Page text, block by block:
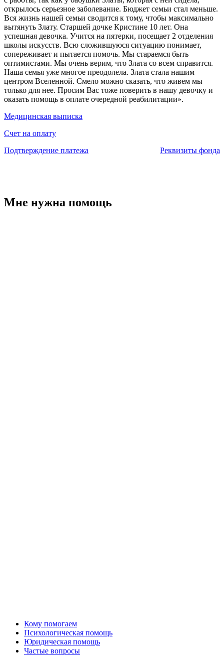
открылось серьезное заболевание. Бюджет семьи стал меньше.
Вся жизнь нашей семьи сводится к тому, чтобы максимально
вытянуть Злату. Старшей дочке Кристине 10 лет. Она
успешная девочка. Учится на пятерки, посещает 2 отделения
школы искусств. Всю сложившуюся ситуацию понимает,
сопереживает и пытается помочь. Мы стараемся быть
оптимистами. Мы очень верим, что Злата со всем справится.
Наша семья уже многое преодолела. Злата стала нашим
центром Вселенной. Смело можно сказать, что живем мы
только для нее. Просим Вас тоже поверить в нашу девочку и
оказать помощь в оплате очередной реабилитации».
Медицинская выписка
Счет на оплату
Подтверждение платежа
Реквизиты фонда
Мне нужна помощь
Кому помогаем
Психологическая помощь
Юридическая помощь
Частые вопросы